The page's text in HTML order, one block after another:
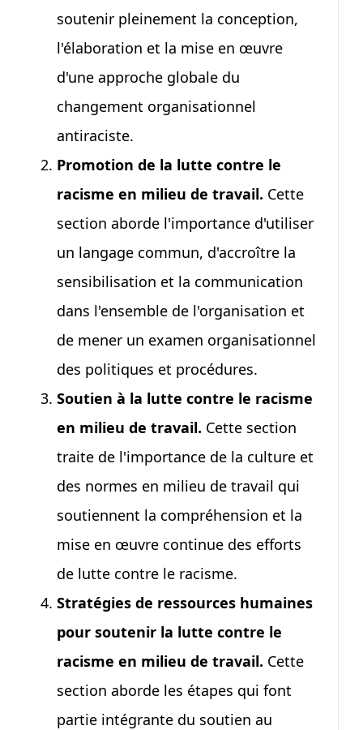
soutenir pleinement la conception,
l'élaboration et la mise en œuvre
d'une approche globale du
changement organisationnel
antiraciste.
Promotion de la lutte contre le
racisme en milieu de travail. Cette
section aborde l'importance d'utiliser
un langage commun, d'accroître la
sensibilisation et la communication
dans l'ensemble de l'organisation et
de mener un examen organisationnel
des politiques et procédures.
Soutien à la lutte contre le racisme
en milieu de travail. Cette section
traite de l'importance de la culture et
des normes en milieu de travail qui
soutiennent la compréhension et la
mise en œuvre continue des efforts
de lutte contre le racisme.
Stratégies de ressources humaines
pour soutenir la lutte contre le
racisme en milieu de travail. Cette
section aborde les étapes qui font
partie intégrante du soutien au